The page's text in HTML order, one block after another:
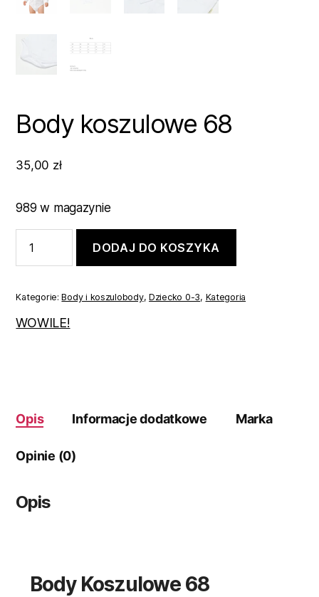
Body koszulowe 68
35,00 zł
989 w magazynie
Body
koszulowe
DODAJ DO KOSZYKA
Kategorie:Body i koszulobody,Dziecko 0-3, Kategoria
WOWILE!
Opis Informacje dodatkowe Marka
Opinie (0)
Opis
Body Koszulowe 68